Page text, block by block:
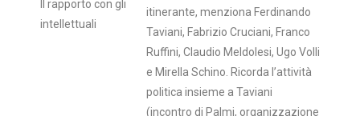
Il rapporto con gli
intellettuali
itinerante, menziona Ferdinando
Taviani, Fabrizio Cruciani, Franco
Ruffini, Claudio Meldolesi, Ugo Volli
e Mirella Schino. Ricorda l’attività
politica insieme a Taviani
(incontro di Palmi, organizzazione